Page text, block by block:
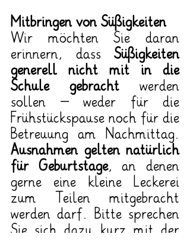
Mitbringen von Süßigkeiten
Wir möchten Sie daran
erinnern, dass Süßigkeiten
generell nicht mit in die
Schule gebracht werden
sollen – weder für die
Frühstückspause noch für die
Ausnahmen gelten natürlich
für Geburtstage, an denen
gerne eine kleine Leckerei
zum Teilen mitgebracht
werden darf. Bitte sprechen
Sie sich dazu kurz mit der